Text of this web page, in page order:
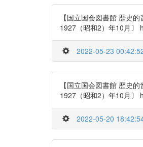
【国立国会図書館 歴史
1927（昭和2）年10月〕
2022-05-23
【国立国会図書館 歴史
1927（昭和2）年10月〕
2022-05-20